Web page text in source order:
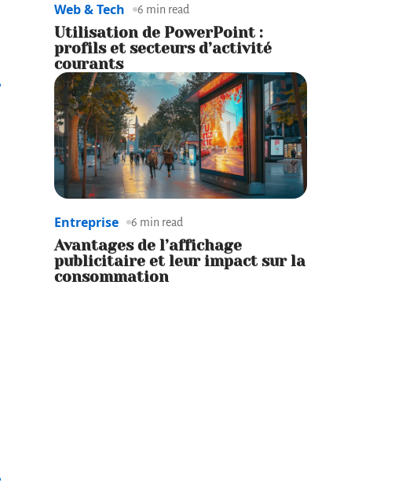
Web & Tech 6 min read
Utilisation de PowerPoint :
profils et secteurs d’activité
courants
Entreprise 6 min read
Avantages de l’affichage
publicitaire et leur impact sur la
consommation